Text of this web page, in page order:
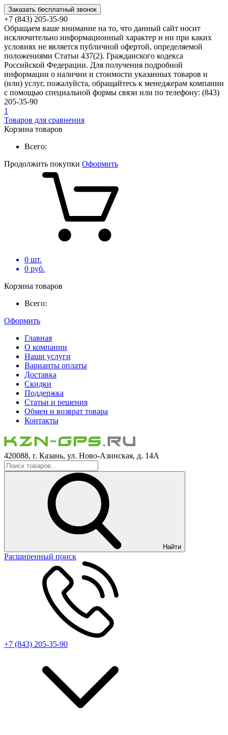
Заказать бесплатный звонок
+7 (843) 205-35-90
Обращаем ваше внимание на то, что данный сайт носит
исключительно информационный характер и ни при каких
условиях не является публичной офертой, определяемой
положениями Статьи 437(2). Гражданского кодекса
Российской Федерации. Для получения подробной
информации о наличии и стоимости указанных товаров и
(или) услуг, пожалуйста, обращайтесь к менеджерам компании
с помощью специальной формы связи или по телефону: (843)
205-35-90
1
Товаров для сравнения
Корзина товаров
Всего:
Продолжить покупки Оформить
0 шт.
0 руб.
Корзина товаров
Всего:
Оформить
Главная
О компании
Наши услуги
Варианты оплаты
Доставка
Скидки
Поддержка
Статьи и решения
Обмен и возврат товара
Контакты
420088, г. Казань, ул. Ново-Азинская, д. 14А
Найти
Расширенный поиск
+7 (843) 205-35-90